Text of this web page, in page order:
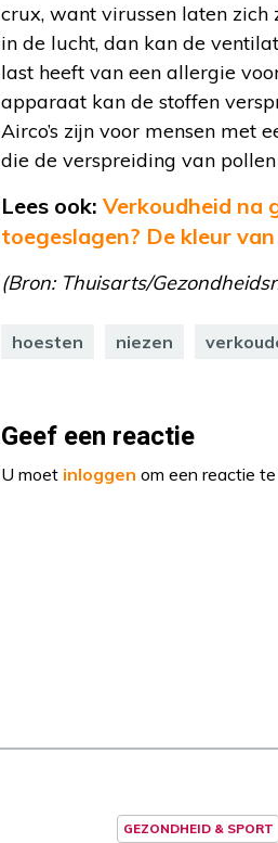
crux, want virussen laten
in de lucht, dan kan de
last heeft van een allergie
apparaat kan de stoffen
Airco’s zijn voor mensen met
die de verspreiding van
Lees ook: Verkoudheid na
toegeslagen? De kleur
(Bron: Thuisarts/
hoesten niezen
Geef een reactie
U moet inloggen om een reactie
GEZONDHEID & SPORT